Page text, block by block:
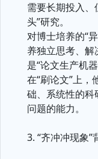
需要长期投入、
头”研究。
对博士培养的“
养独立思考、
是“论文生产机
在“刷论文”上，
础、系统性的科
问题的能力。
3. “齐冲冲现象”